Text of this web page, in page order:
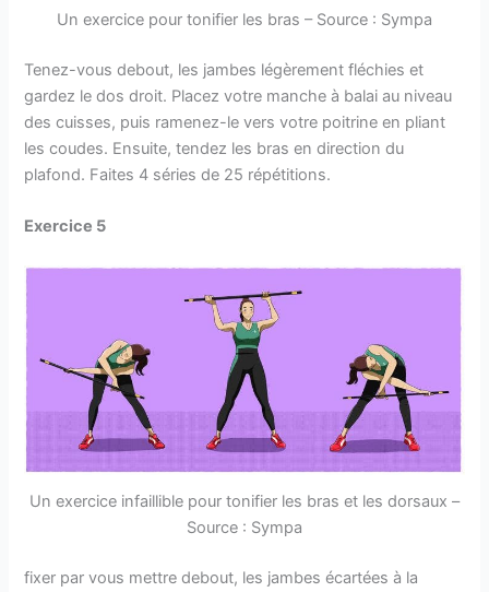
Un exercice pour tonifier les bras – Source : Sympa
Tenez-vous debout, les jambes légèrement fléchies et
gardez le dos droit. Placez votre manche à balai au niveau
des cuisses, puis ramenez-le vers votre poitrine en pliant
les coudes. Ensuite, tendez les bras en direction du
plafond. Faites 4 séries de 25 répétitions.
Exercice 5
Un exercice infaillible pour tonifier les bras et les dorsaux –
Source : Sympa
fixer par vous mettre debout, les jambes écartées à la